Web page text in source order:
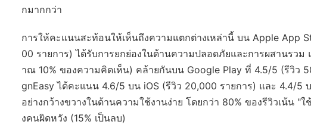
กมากกว่า
การให้คะแนนสะท้อนให้เห็นถึงความแตกต่างเหล่านี้ บน Apple App
00 รายการ) ได้รับการยกย่องในด้านความปลอดภัยและการผสานรว
าณ 10% ของความคิดเห็น) คล้ายกันบน Google Play ที่ 4.5/5 (รีวิว
gnEasy ได้คะแนน 4.6/5 บน iOS (รีวิว 20,000 รายการ) และ 4.4/5
อย่างกว้างขวางในด้านความใช้งานง่าย โดยกว่า 80% ของรีวิวเน้น "
งคนผิดหวัง (15% เป็นลบ)